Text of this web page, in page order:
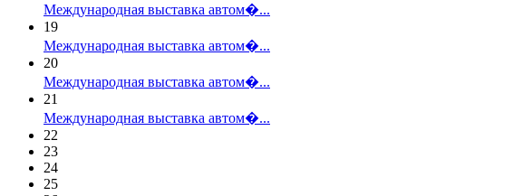
Международная выставка автом�...
19
Международная выставка автом�...
20
Международная выставка автом�...
21
Международная выставка автом�...
22
23
24
25